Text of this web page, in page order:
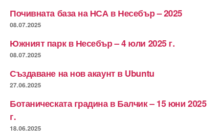
Почивната база на НСА в Несебър – 2025
08.07.2025
Южният парк в Несебър – 4 юли 2025 г.
08.07.2025
Създаване на нов акаунт в Ubuntu
27.06.2025
Ботаническата градина в Балчик – 15 юни 2025
г.
18.06.2025